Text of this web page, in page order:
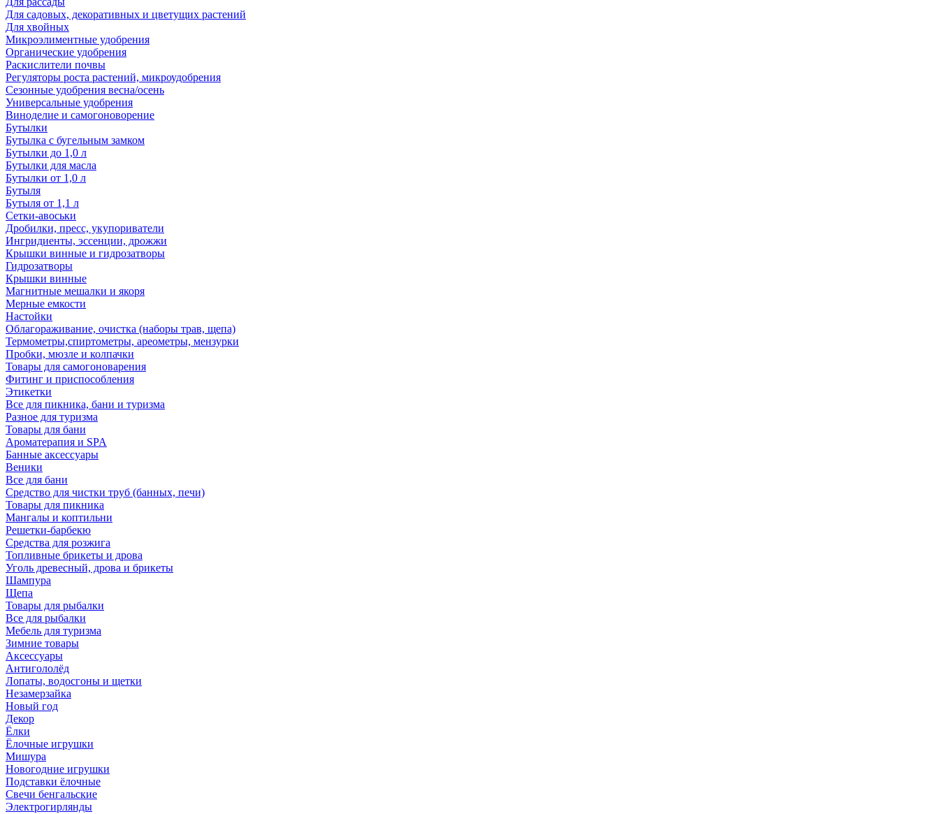
Для садовых, декоративных и цветущих растений
Для хвойных
Микроэлиментные удобрения
Органические удобрения
Раскислители почвы
Регуляторы роста растений, микроудобрения
Сезонные удобрения весна/осень
Универсальные удобрения
Виноделие и самогоноворение
Бутылки
Бутылка с бугельным замком
Бутылки до 1,0 л
Бутылки для масла
Бутылки от 1,0 л
Бутыля
Бутыля от 1,1 л
Сетки-авоськи
Дробилки, пресс, укупориватели
Ингридиенты, эссенции, дрожжи
Крышки винные и гидрозатворы
Гидрозатворы
Крышки винные
Магнитные мешалки и якоря
Мерные емкости
Настойки
Облагораживание, очистка (наборы трав, щепа)
Термометры,спиртометры, ареометры, мензурки
Пробки, мюзле и колпачки
Товары для самогоноварения
Фитинг и приспособления
Этикетки
Все для пикника, бани и туризма
Разное для туризма
Товары для бани
Ароматерапия и SPA
Банные аксессуары
Веники
Все для бани
Средство для чистки труб (банных, печи)
Товары для пикника
Мангалы и коптильни
Решетки-барбекю
Средства для розжига
Топливные брикеты и дрова
Уголь древесный, дрова и брикеты
Шампура
Щепа
Товары для рыбалки
Все для рыбалки
Мебель для туризма
Зимние товары
Аксессуары
Антигололёд
Лопаты, водосгоны и щетки
Незамерзайка
Новый год
Декор
Ёлки
Ёлочные игрушки
Мишура
Новогодние игрушки
Подставки ёлочные
Свечи бенгальские
Электрогирлянды